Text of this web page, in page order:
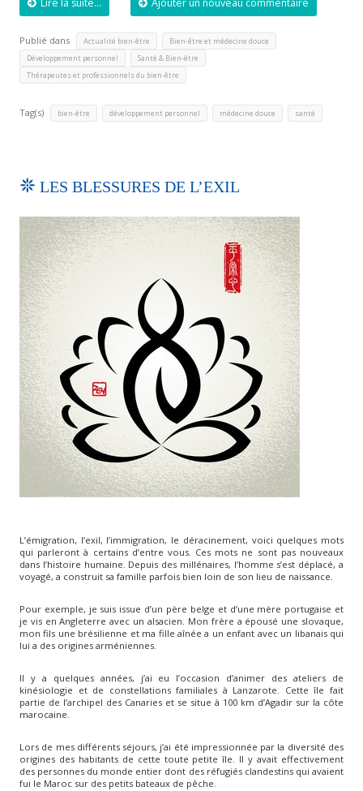
Lire la suite... Ajouter un nouveau commentaire
Publié dans Actualité bien-être Bien-être et médecine douce
Développement personnel Santé & Bien-être
Thérapeutes et professionnels du bien-être
Tag(s) bien-être développement personnel médecine douce santé
LES BLESSURES DE L’EXIL
L’émigration, l’exil, l’immigration, le déracinement, voici quelques mots
qui parleront à certains d’entre vous. Ces mots ne sont pas nouveaux
dans l’histoire humaine. Depuis des millénaires, l’homme s’est déplacé, a
voyagé, a construit sa famille parfois bien loin de son lieu de naissance.
Pour exemple, je suis issue d’un père belge et d’une mère portugaise et
je vis en Angleterre avec un alsacien. Mon frère a épousé une slovaque,
mon fils une brésilienne et ma fille aînée a un enfant avec un libanais qui
lui a des origines arméniennes.
Il y a quelques années, j’ai eu l’occasion d’animer des ateliers de
kinésiologie et de constellations familiales à Lanzarote. Cette île fait
partie de l’archipel des Canaries et se situe à 100 km d’Agadir sur la côte
marocaine.
Lors de mes différents séjours, j’ai été impressionnée par la diversité des
origines des habitants de cette toute petite île. Il y avait effectivement
des personnes du monde entier dont des réfugiés clandestins qui avaient
fui le Maroc sur des petits bateaux de pêche.